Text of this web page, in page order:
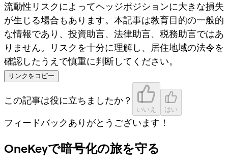
流動性リスクによってヘッジポジションに大きな損失
が生じる場合もあります。本記事は教育目的の一般的
な情報であり、投資助言、法律助言、税務助言ではあ
りません。リスクを十分に理解し、居住地域の法令を
確認したうえで慎重に判断してください。
リンクをコピー
この記事は役に立ちましたか？
いいえ はい
フィードバックありがとうございます！
OneKeyで暗号化の旅を守る